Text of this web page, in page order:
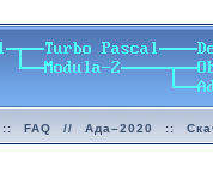
:: FAQ // Ада–2020 ::